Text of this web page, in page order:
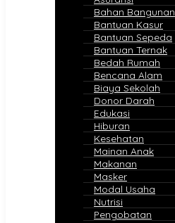
Bahan Bangunan
Bantuan Kasur
Bantuan Sepeda
Bantuan Ternak
Bedah Rumah
Bencana Alam
Biaya Sekolah
Donor Darah
Edukasi
Hiburan
Kesehatan
Mainan Anak
Makanan
Masker
Modal Usaha
Nutrisi
Pengobatan